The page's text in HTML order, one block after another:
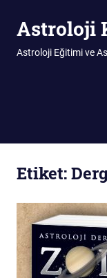
Astroloji
Astroloji Eğitimi ve
Etiket: